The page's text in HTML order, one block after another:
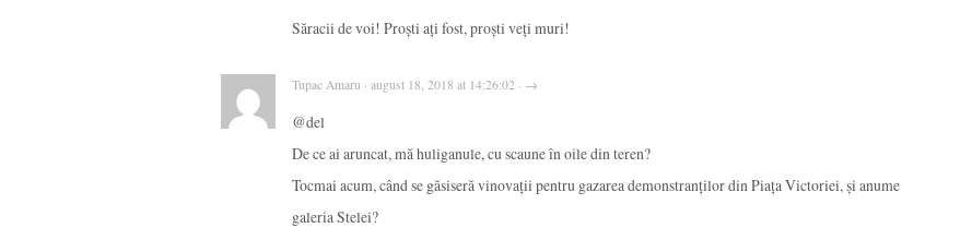
Săracii de voi! Proști ați fost, proști veți muri!
Tupac Amaru · august 18, 2018 at 14:26:02 · →
@del
De ce ai aruncat, mă huliganule, cu scaune în oile din teren?
Tocmai acum, când se găsiseră vinovații pentru gazarea demonstranților din Piața Victoriei, și anume
galeria Stelei?